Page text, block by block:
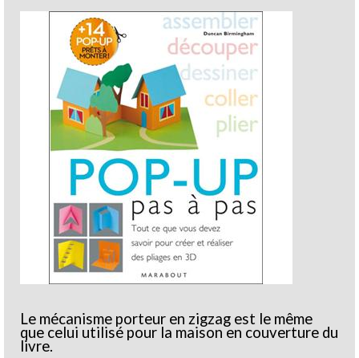
Le mécanisme porteur en zigzag est le même
que celui utilisé pour la maison en couverture du
livre.